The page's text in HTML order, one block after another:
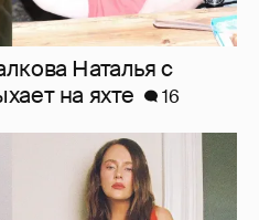
снялась в мини-